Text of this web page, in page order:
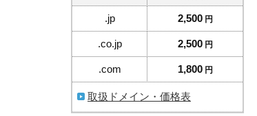
.jp 2,500 円
.co.jp 2,500 円
.com 1,800 円
取扱ドメイン・価格表